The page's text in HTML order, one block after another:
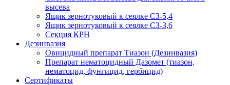
высева
Ящик зернотуковый к сеялке СЗ-5,4
Ящик зернотуковый к сеялке СЗ-3,6
Секция КРН
Дезинвазия
Овицидный препарат Тиазон (Дезинвазия)
Препарат нематоцидный Дазомет (тиазон,
нематоцид, фунгицид, гербицид)
Сертификаты